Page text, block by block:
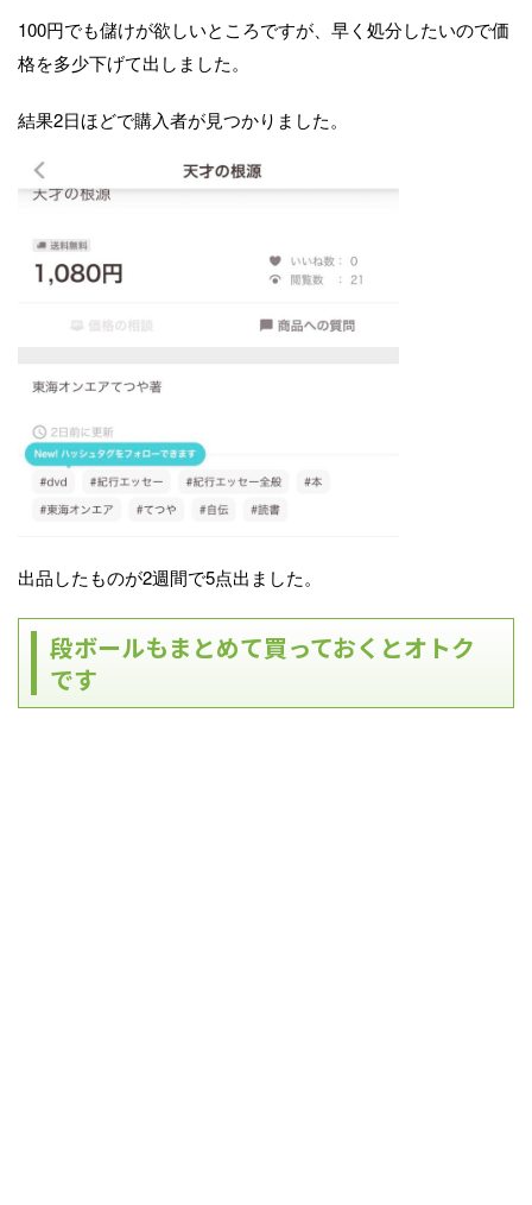
100円でも儲けが欲しいところですが、早く処分したいので価
格を多少下げて出しました。
結果2日ほどで購入者が見つかりました。
出品したものが2週間で5点出ました。
段ボールもまとめて買っておくとオトク
です